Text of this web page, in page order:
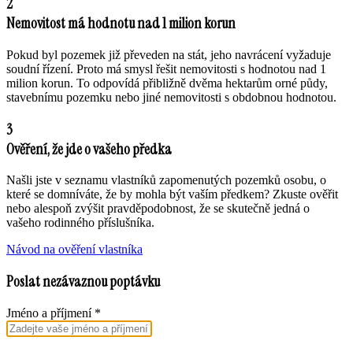
Nemovitost má hodnotu nad 1 milion korun
Pokud byl pozemek již převeden na stát, jeho navrácení vyžaduje
soudní řízení. Proto má smysl řešit nemovitosti s hodnotou nad 1
milion korun. To odpovídá přibližně dvěma hektarům orné půdy,
stavebnímu pozemku nebo jiné nemovitosti s obdobnou hodnotou.
3
Ověření, že jde o vašeho předka
Našli jste v seznamu vlastníků zapomenutých pozemků osobu, o
které se domníváte, že by mohla být vaším předkem? Zkuste ověřit
nebo alespoň zvýšit pravděpodobnost, že se skutečně jedná o
vašeho rodinného příslušníka.
Návod na ověření vlastníka
Poslat nezávaznou poptávku
Jméno a příjmení *